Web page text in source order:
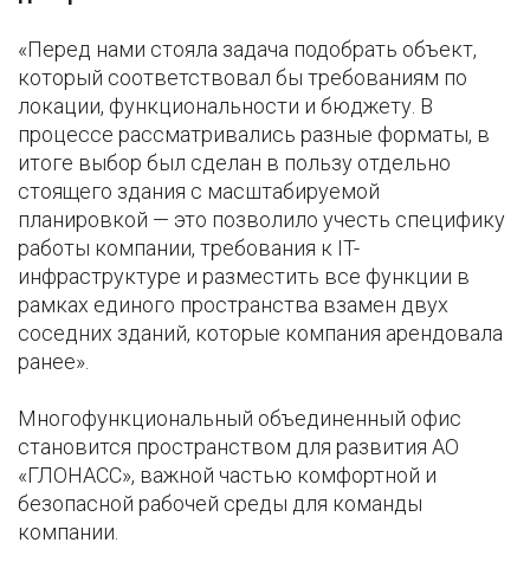
«Перед нами стояла задача подобрать объект,
который соответствовал бы требованиям по
локации, функциональности и бюджету. В
процессе рассматривались разные форматы, в
итоге выбор был сделан в пользу отдельно
стоящего здания с масштабируемой
планировкой — это позволило учесть специфику
работы компании, требования к IT-
инфраструктуре и разместить все функции в
рамках единого пространства взамен двух
соседних зданий, которые компания арендовала
ранее».
Многофункциональный объединенный офис
становится пространством для развития АО
«ГЛОНАСС», важной частью комфортной и
безопасной рабочей среды для команды
компании.